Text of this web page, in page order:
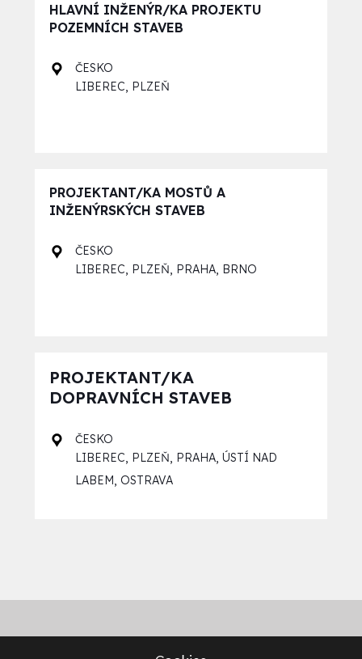
HLAVNÍ INŽENÝR/KA PROJEKTU
POZEMNÍCH STAVEB
ČESKO
LIBEREC, PLZEŇ
PROJEKTANT/KA MOSTŮ A
INŽENÝRSKÝCH STAVEB
ČESKO
LIBEREC, PLZEŇ, PRAHA, BRNO
PROJEKTANT/KA
DOPRAVNÍCH STAVEB
ČESKO
LIBEREC PLZEŇ PRAHA ,ÚSTÍ NAD
LABEM ,OSTRAVA